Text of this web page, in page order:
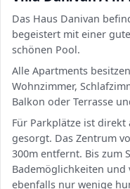
Das Haus Danivan
begeistert mit einer
schönen Pool.
Alle Apartments
Wohnzimmer,
Balkon oder Terrasse
Für Parkplätze ist direkt
gesorgt. Das Zentrum
300m entfernt. Bis zum
Bademöglichkeiten
ebenfalls nur wenige